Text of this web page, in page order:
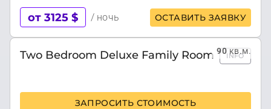
от 3125 $ / ночь ОСТАВИТЬ ЗАЯВКУ
90кв.м.
Two Bedroom Deluxe Family Room INFO
ЗАПРОСИТЬ СТОИМОСТЬ